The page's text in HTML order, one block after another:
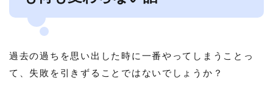
過去の過ちを思い出した時に一番やってしまうことっ
て、失敗を引きずることではないでしょうか？